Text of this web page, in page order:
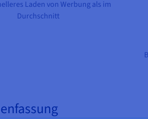
Laden von Werbung als im
Durchschnitt